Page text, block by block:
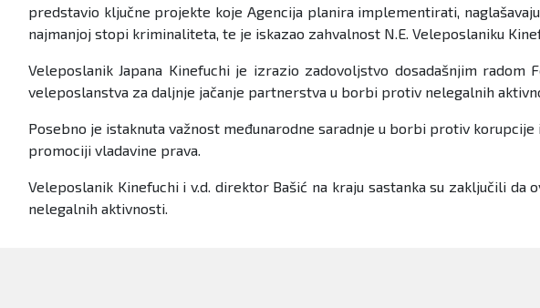
predstavio ključne projekte koje Agencija planira implementirati,
najmanjoj stopi kriminaliteta, te je iskazao zahvalnost N.E. Veleposlaniku
Veleposlanik Japana Kinefuchi je izrazio zadovoljstvo dosadašnjim
veleposlanstva za daljnje jačanje partnerstva u borbi protiv nelegalnih
Posebno je istaknuta važnost međunarodne saradnje u borbi protiv
promociji vladavine prava.
Veleposlanik Kinefuchi i v.d. direktor Bašić na kraju sastanka su zaključili
nelegalnih aktivnosti.